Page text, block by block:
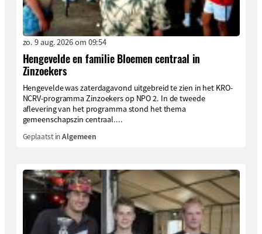
zo. 9 aug. 2026 om 09:54
Hengevelde en familie Bloemen centraal in
Zinzoekers
Hengevelde was zaterdagavond uitgebreid te zien in het KRO-
NCRV-programma Zinzoekers op NPO 2. In de tweede
aflevering van het programma stond het thema
gemeenschapszin centraal....
Geplaatst inAlgemeen